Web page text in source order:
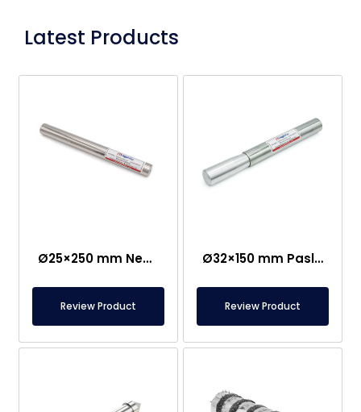
Latest Products
Ø25×250 mm Neodim Çubuq Maqnit – Bir Tərəfi M8 Dişi Bağlantı
Review Product
Ø32×150 mm Paslanmaz Qulplu Nümunə Toplama Maqniti
Review Product